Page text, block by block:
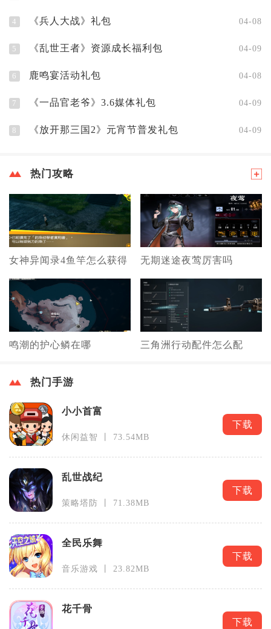
4 《兵人大战》礼包 04-08
5 《乱世王者》资源成长福利包 04-09
6 鹿鸣宴活动礼包 04-08
7 《一品官老爷》3.6媒体礼包 04-09
8 《放开那三国2》元宵节普发礼包 04-09
热门攻略
女神异闻录4鱼竿怎么获得 无期迷途夜莺厉害吗
鸣潮的护心鳞在哪 三角洲行动配件怎么配
热门手游
小小首富
休闲益智 丨 73.54MB
下载
乱世战纪
策略塔防 丨 71.38MB
下载
全民乐舞
音乐游戏 丨 23.82MB
下载
花千骨
下载